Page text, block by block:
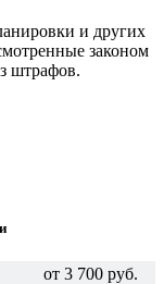
и других
законом
штрафов.
от 3 700 руб.